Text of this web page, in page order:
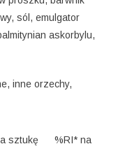
sól, emulgator
askorbylu,
inne orzechy,
sztukę %RI* na